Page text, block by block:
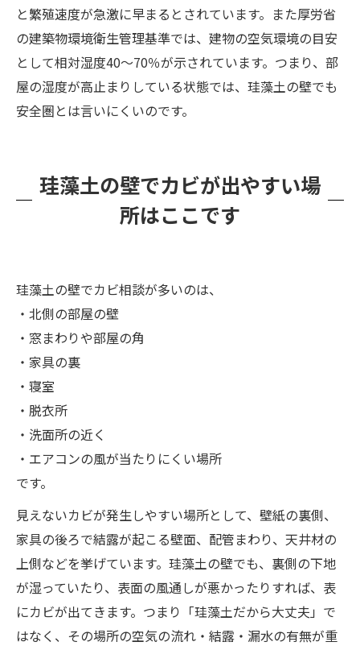
と繁殖速度が急激に早まるとされています。また厚労省
の建築物環境衛生管理基準では、建物の空気環境の目安
として相対湿度40〜70％が示されています。つまり、部
屋の湿度が高止まりしている状態では、珪藻土の壁でも
安全圏とは言いにくいのです。
珪藻土の壁でカビが出やすい場
所はここです
珪藻土の壁でカビ相談が多いのは、
・北側の部屋の壁
・窓まわりや部屋の角
・家具の裏
・寝室
・脱衣所
・洗面所の近く
・エアコンの風が当たりにくい場所
です。
見えないカビが発生しやすい場所として、壁紙の裏側、
家具の後ろで結露が起こる壁面、配管まわり、天井材の
上側などを挙げています。珪藻土の壁でも、裏側の下地
が湿っていたり、表面の風通しが悪かったりすれば、表
にカビが出てきます。つまり「珪藻土だから大丈夫」で
はなく、その場所の空気の流れ・結露・漏水の有無が重